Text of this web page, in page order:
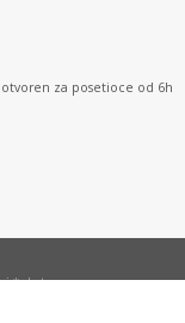
za posetioce od 6h
*nbgteam